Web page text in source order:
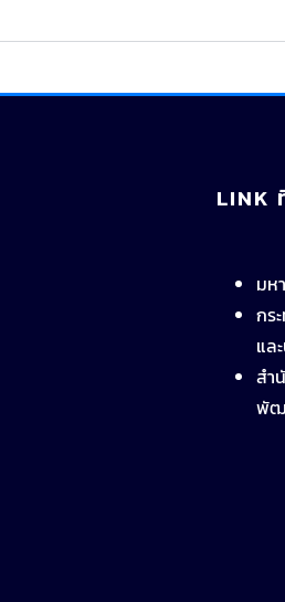
LINK
มห
กร
แล
สำ
พัฒ